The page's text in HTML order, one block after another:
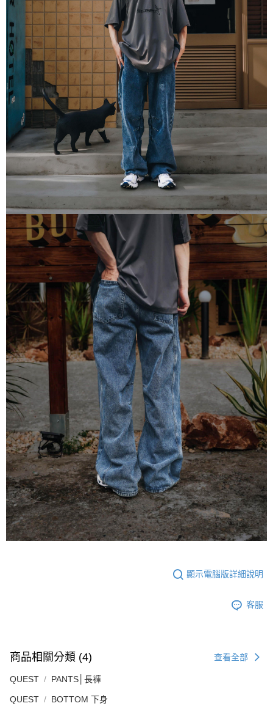
顯示電腦版詳細說明
客服
商品相關分類 (4) 查看全部
QUEST PANTS│長褲
QUEST BOTTOM 下身